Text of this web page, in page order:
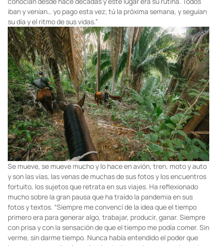
iban y venían… yo pago esta vez; tú la próxima semana, y seguían
su día y el ritmo de sus vidas.”
Se mueve, se mueve mucho y lo hace en avión, tren, moto y auto
y son las vías, las venas de muchas de sus fotos y los encuentros
fortuito, los sujetos que retrata en sus viajes. Ha reflexionado
mucho sobre la gran pausa que ha traído la pandemia en sus
fotos y textos. “Siempre me convencí de la idea que el tiempo
primero era para generar algo, trabajar, producir, ganar. Siempre
con prisa y con la sensación de que el tiempo me podía comer. Sin
verme, sin darme tiempo. Nunca había entendido el poder que